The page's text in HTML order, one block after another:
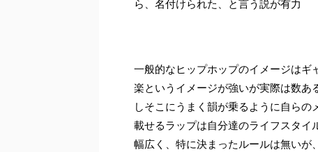
ら、名付けられた、と言う説が有力
一般的なヒップホップのイメージは
楽というイメージが強いが実際は数
しそこにうまく韻が乗るように自ら
載せるラップは自分達のライフスタ
幅広く、特に決まったルールは無いが